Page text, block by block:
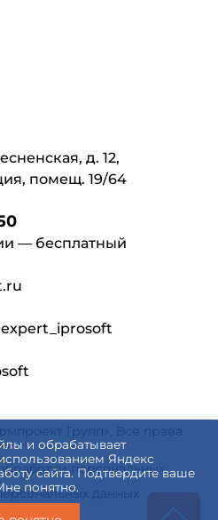
и обрабатывает
Яндекс
сайта. Подтвердите ваше
понятно.
д. 12,
помещ. 19/64
— бесплатный
Групп». Все права
персональных
данных